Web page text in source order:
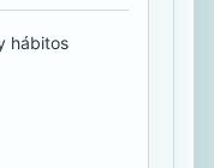
hábitos